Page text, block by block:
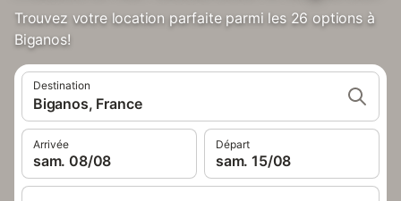
Trouvez votre location parfaite parmi les 26 options à
Biganos!
Destination
Biganos, France
Arrivée
sam. 08/08
Départ
sam. 15/08